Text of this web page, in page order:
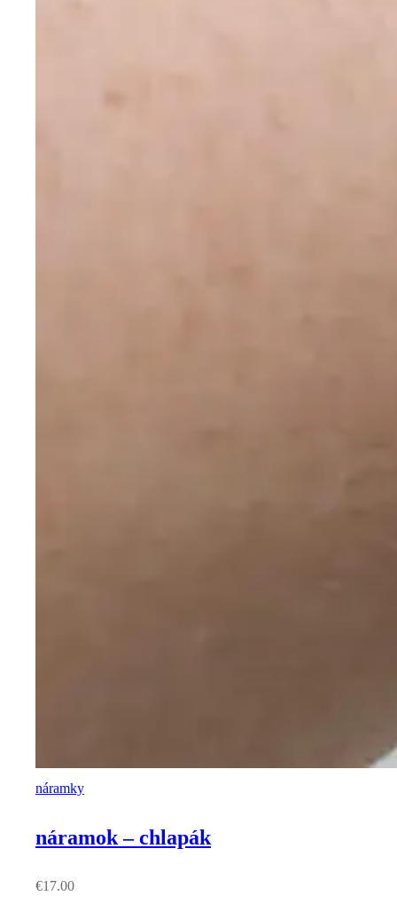
náramky
náramok – chlapák
€17.00